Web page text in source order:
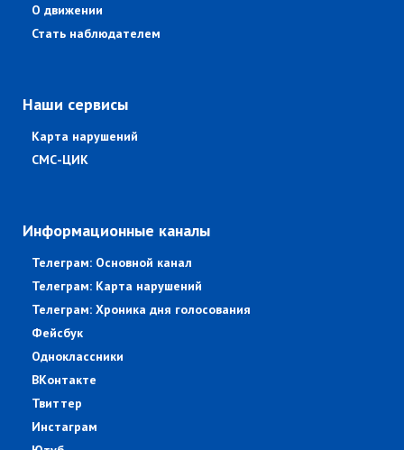
О движении
Стать наблюдателем
Наши сервисы
Карта нарушений
СМС-ЦИК
Информационные каналы
Телеграм: Основной канал
Телеграм: Карта нарушений
Телеграм: Хроника дня голосования
Фейсбук
Одноклассники
ВКонтакте
Твиттер
Инстаграм